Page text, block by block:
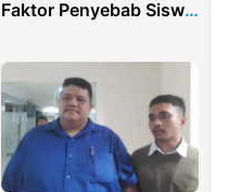
Faktor Penyebab Siswa